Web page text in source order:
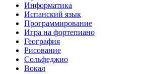
Информатика
Испанский язык
Программирование
Игра на фортепиано
География
Рисование
Сольфеджио
Вокал